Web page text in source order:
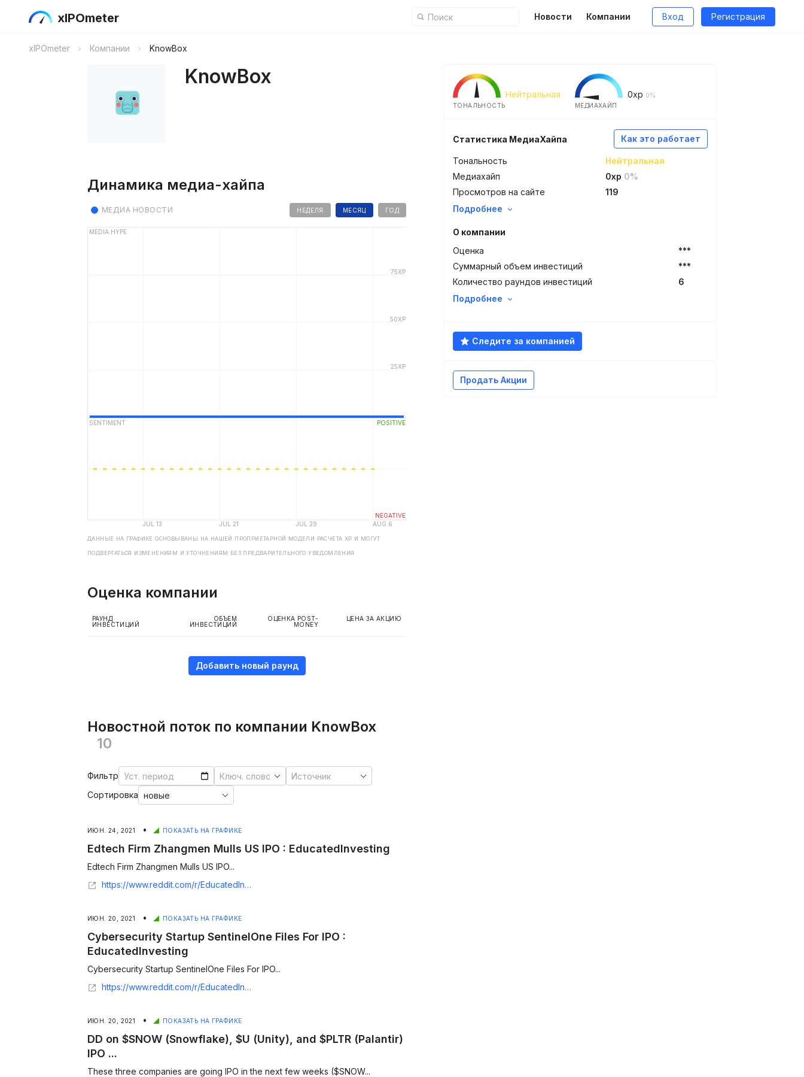
xIPOmeter Новости Компании Вход Регистрация
xIPOmeter Компании KnowBox
KnowBox
Нейтральная
ТОНАЛЬНОСТЬ
0xp 0%
МЕДИАХАЙП
Как это работает
Статистика МедиаХайпа
Тональность
Нейтральная
Медиахайп
0xp 0%
Просмотров на сайте
119
Подробнее
О компании
Оценка
***
Суммарный объем инвестиций
***
Количество раундов инвестиций
6
Подробнее
Следите за компанией
Продать Акции
Динамика медиа-хайпа
НЕДЕЛЯ МЕСЯЦ ГОД
МЕДИА НОВОСТИ
ДАННЫЕ НА ГРАФИКЕ ОСНОВЫВАНЫ НА НАШЕЙ ПРОПРИЕТАРНОЙ МОДЕЛИ РАСЧЕТА ХP И МОГУТ
ПОДВЕРГАТЬСЯ ИЗМЕНЕНИЯМ И УТОЧНЕНИЯМ БЕЗ ПРЕДВАРИТЕЛЬНОГО УВЕДОМЛЕНИЯ
Оценка компании
РАУНД
ИНВЕСТИЦИЙ
ОБЪЕМ
ИНВЕСТИЦИЙ
ОЦЕНКА POST-
MONEY
ЦЕНА ЗА АКЦИЮ
Добавить новый раунд
Новостной поток по компании KnowBox
10
Фильтр
Сортировка
ИЮН. 24, 2021 • ПОКАЗАТЬ НА ГРАФИКЕ
Edtech Firm Zhangmen Mulls US IPO : EducatedInvesting
Edtech Firm Zhangmen Mulls US IPO...
https://www.reddit.com/r/EducatedInvesting/comments/nguzd4/edtech_firm_zhangmen_mulls_us_ipo/
ИЮН. 20, 2021 • ПОКАЗАТЬ НА ГРАФИКЕ
Cybersecurity Startup SentinelOne Files For IPO :
EducatedInvesting
Cybersecurity Startup SentinelOne Files For IPO...
https://www.reddit.com/r/EducatedInvesting/duplicates/nsrppl/cybersecurity_startup_sentinelone_files_for_ipo/
ИЮН. 20, 2021 • ПОКАЗАТЬ НА ГРАФИКЕ
DD on $SNOW (Snowflake), $U (Unity), and $PLTR (Palantir) -
IPO ...
These three companies are going IPO in the next few weeks ($SNOW...